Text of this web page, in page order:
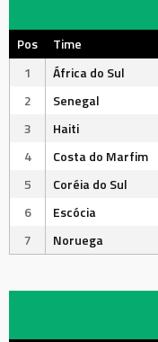
Pos Time
1
África do Sul
2
Senegal
3
Haiti
4
Costa do Marfim
5
Coréia do Sul
6
Escócia
7
Noruega